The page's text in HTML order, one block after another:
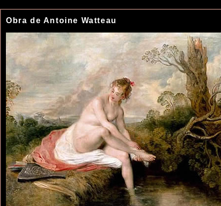
Obra de Antoine Watteau